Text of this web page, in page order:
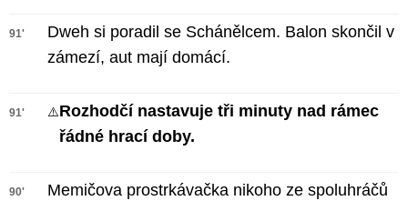
91'
Dweh si poradil se Schánělcem. Balon skončil v
zámezí, aut mají domácí.
91' ⚠️Rozhodčí nastavuje tři minuty nad rámec
řádné hrací doby.
90'
Memičova prostrkávačka nikoho ze spoluhráčů